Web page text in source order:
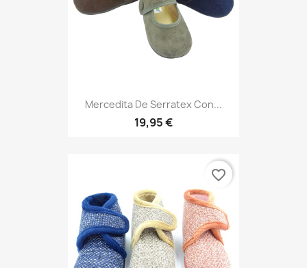
Mercedita De Serratex Con...
19,95 €
favorite_border